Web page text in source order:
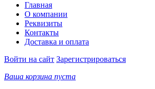
Главная
О компании
Реквизиты
Контакты
Доставка и оплата
Войти на сайт Зарегистрироваться
Ваша корзина пуста